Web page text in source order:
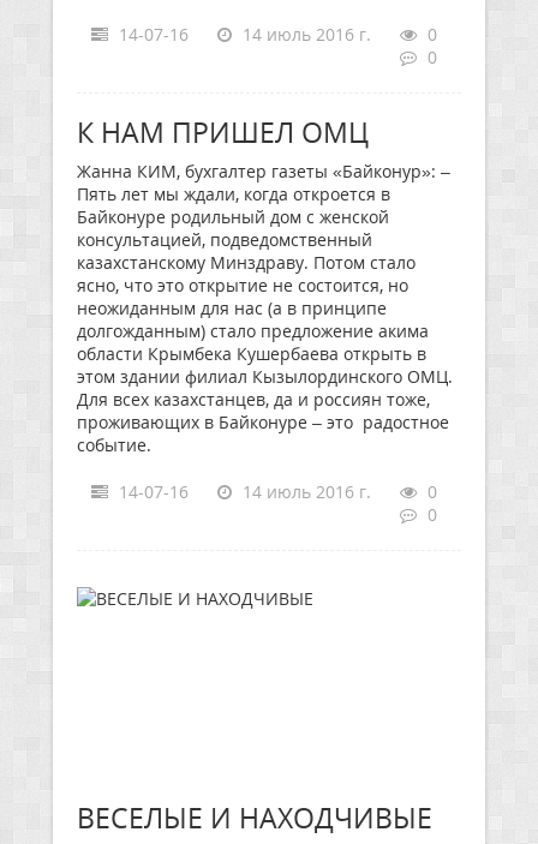
14-07-16 14 июль 2016 г.
0
0
К НАМ ПРИШЕЛ ОМЦ
Жанна КИМ, бухгалтер газеты «Байконур»: –
Пять лет мы ждали, когда откроется в
Байконуре родильный дом с женской
консультацией, подведомственный
казахстанскому Минздраву. Потом стало
ясно, что это открытие не состоится, но
неожиданным для нас (а в принципе
долгожданным) стало предложение акима
области Крымбека Кушербаева открыть в
этом здании филиал Кызылординского ОМЦ.
Для всех казахстанцев, да и россиян тоже,
проживающих в Байконуре – это радостное
событие.
14-07-16 14 июль 2016 г.
0
0
ВЕСЕЛЫЕ И НАХОДЧИВЫЕ